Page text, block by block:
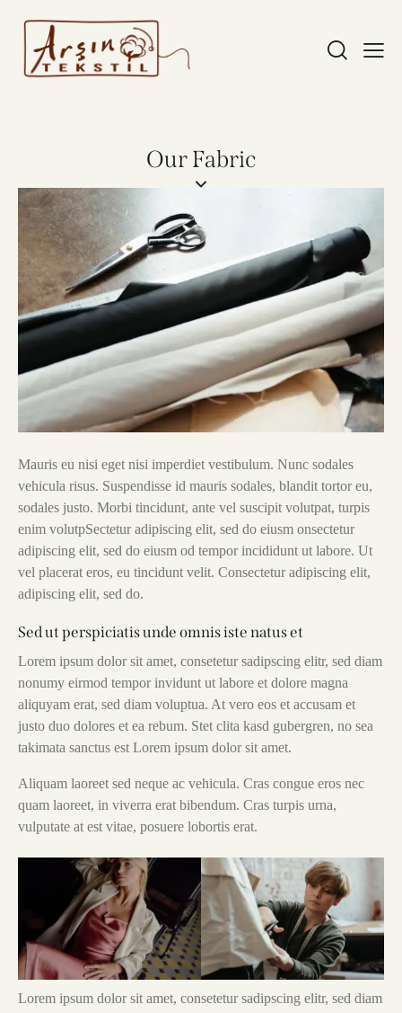
Our Fabric
Mauris eu nisi eget nisi imperdiet vestibulum. Nunc sodales
vehicula risus. Suspendisse id mauris sodales, blandit tortor eu,
sodales justo. Morbi tincidunt, ante vel suscipit volutpat, turpis
enim volutpSectetur adipiscing elit, sed do eiusm onsectetur
adipiscing elit, sed do eiusm od tempor incididunt ut labore. Ut
vel placerat eros, eu tincidunt velit. Consectetur adipiscing elit,
adipiscing elit, sed do.
Sed ut perspiciatis unde omnis iste natus et
Lorem ipsum dolor sit amet, consetetur sadipscing elitr, sed diam
nonumy eirmod tempor invidunt ut labore et dolore magna
aliquyam erat, sed diam voluptua. At vero eos et accusam et
justo duo dolores et ea rebum. Stet clita kasd gubergren, no sea
takimata sanctus est Lorem ipsum dolor sit amet.
Aliquam laoreet sed neque ac vehicula. Cras congue eros nec
quam laoreet, in viverra erat bibendum. Cras turpis urna,
vulputate at est vitae, posuere lobortis erat.
Lorem ipsum dolor sit amet, consetetur sadipscing elitr, sed diam